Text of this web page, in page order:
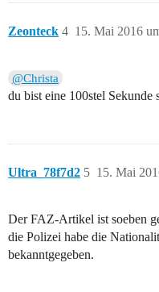
Zeonteck 15. Mai 2016
4
@Christa
du bist eine 100stel Sekunde
Ultra_78f7d2 15. Mai
5
Der FAZ-Artikel ist soeben
die Polizei habe die
bekanntgegeben.